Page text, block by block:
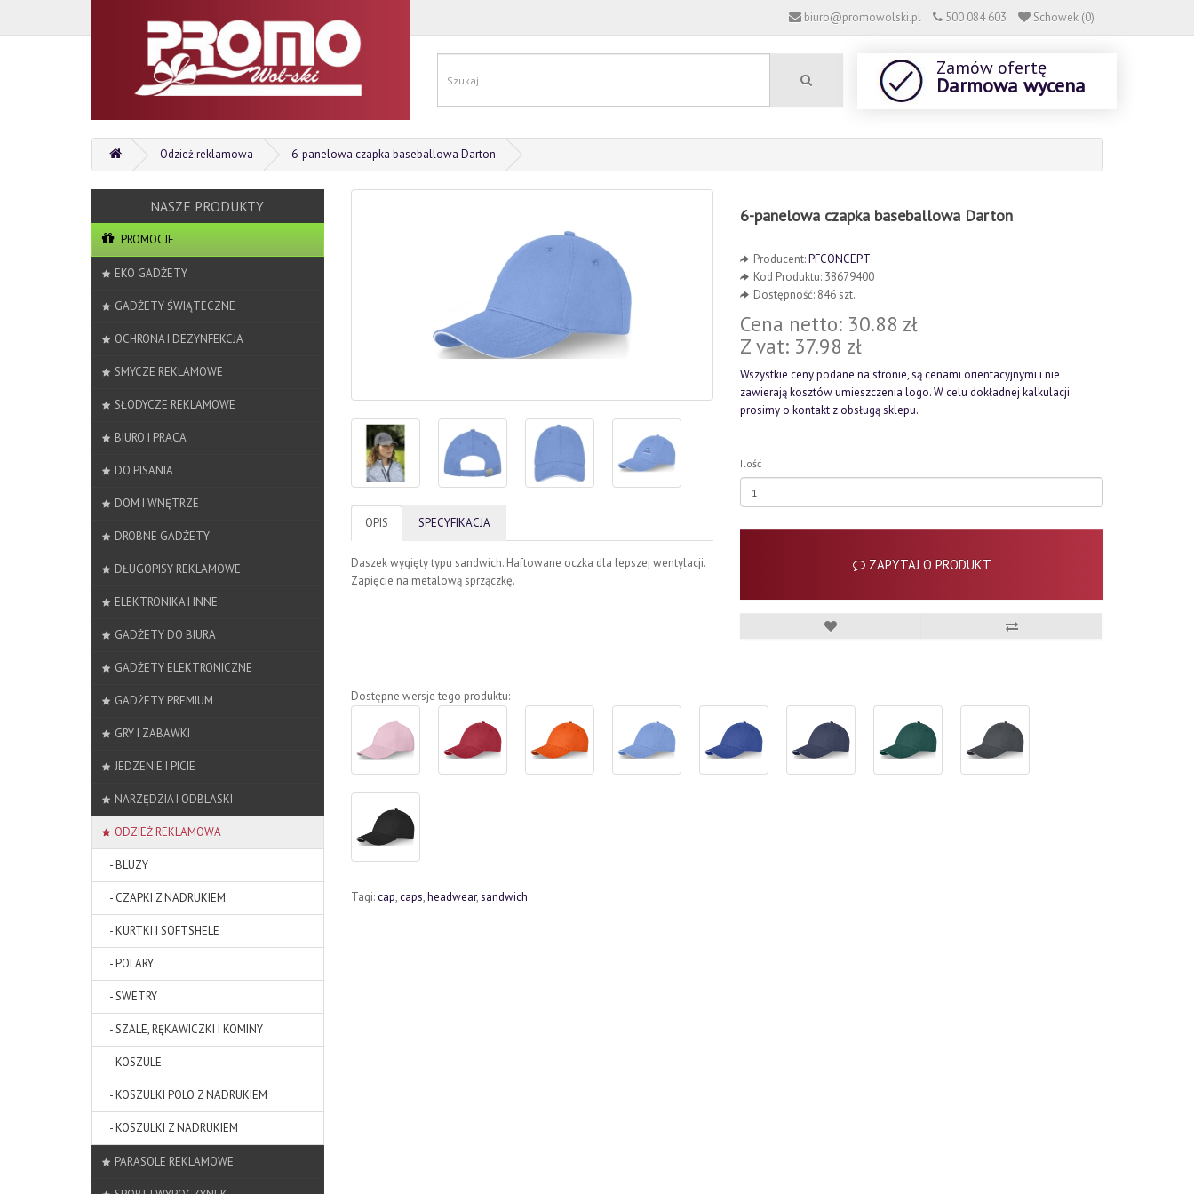
biuro@promowolski.pl 500 084 603 Schowek (0)
Zamów ofertę
Darmowa wycena
Odzież reklamowa 6-panelowa czapka baseballowa Darton
PROMOCJE
EKO GADŻETY
GADŻETY ŚWIĄTECZNE
OCHRONA I DEZYNFEKCJA
SMYCZE REKLAMOWE
SŁODYCZE REKLAMOWE
BIURO I PRACA
DO PISANIA
DOM I WNĘTRZE
DROBNE GADŻETY
DŁUGOPISY REKLAMOWE
ELEKTRONIKA I INNE
GADŻETY DO BIURA
GADŻETY ELEKTRONICZNE
GADŻETY PREMIUM
GRY I ZABAWKI
JEDZENIE I PICIE
NARZĘDZIA I ODBLASKI
ODZIEŻ REKLAMOWA
- BLUZY
- CZAPKI Z NADRUKIEM
- KURTKI I SOFTSHELE
- POLARY
- SWETRY
- SZALE, RĘKAWICZKI I KOMINY
- KOSZULE
- KOSZULKI POLO Z NADRUKIEM
- KOSZULKI Z NADRUKIEM
PARASOLE REKLAMOWE
OPIS SPECYFIKACJA
Daszek wygięty typu sandwich. Haftowane oczka dla lepszej wentylacji.
Zapięcie na metalową sprzączkę.
6-panelowa czapka baseballowa Darton
Producent:PFCONCEPT
Kod Produktu: 38679400
Dostępność: 846 szt.
Cena netto: 30.88 zł
Z vat: 37.98 zł
Wszystkie ceny podane na stronie, są cenami orientacyjnymi i nie
zawierają kosztów umieszczenia logo. W celu dokładnej kalkulacji
prosimy o kontakt z obsługą sklepu.
Ilość
ZAPYTAJ O PRODUKT
Dostępne wersje tego produktu:
Tagi:cap,caps,headwear,sandwich